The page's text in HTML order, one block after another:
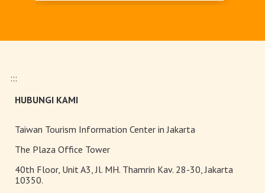
Tersedia
dengan Keindahan yang Mekar
Terangi Musim Semi Anda:
Tampil Memukau di Chiayi
:::
HUBUNGI KAMI
Taiwan Tourism Information Center in Jakarta
The Plaza Office Tower
40th Floor, Unit A3, Jl. MH. Thamrin Kav. 28-30, Jakarta
10350.